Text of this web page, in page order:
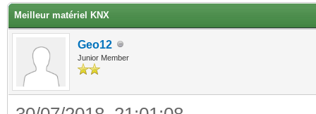
Meilleur matériel KNX
Geo12
Junior Member